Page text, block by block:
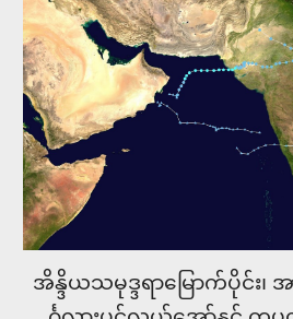
အိန္ဒိယသမုဒ္ဒရာမြောက်ပိုင်း၊